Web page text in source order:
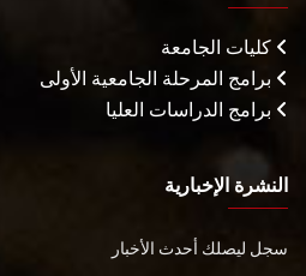
كليات الجامعة
برامج المرحلة الجامعية الأولى
برامج الدراسات العليا
النشرة الإخبارية
سجل ليصلك أحدث الأخبار